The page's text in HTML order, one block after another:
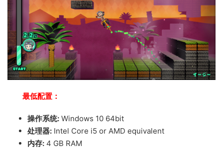
最低配置：
操作系统: Windows 10 64bit
处理器: Intel Core i5 or AMD equivalent
内存: 4 GB RAM